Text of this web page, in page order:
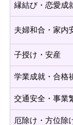
縁結び・恋愛成
夫婦和合・家内
子授け・安産
学業成就・合格
交通安全・事業
厄除け・方位除